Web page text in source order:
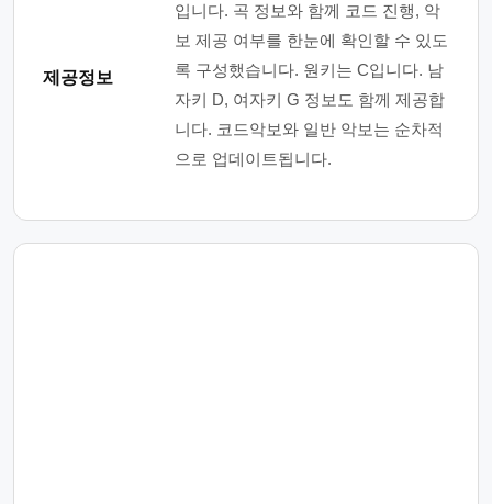
제공정보
입니다. 곡 정보와 함께 코드 진행, 악
보 제공 여부를 한눈에 확인할 수 있도
록 구성했습니다. 원키는 C입니다. 남
자키 D, 여자키 G 정보도 함께 제공합
니다. 코드악보와 일반 악보는 순차적
으로 업데이트됩니다.